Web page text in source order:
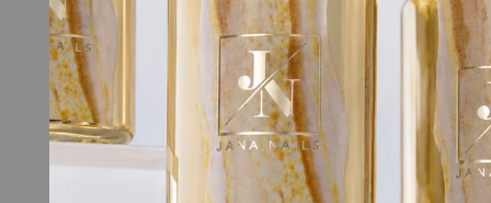
Liens Rapides
Shop
Ecole
Conditions générales de vente
Legal